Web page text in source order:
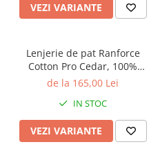
VEZI VARIANTE
Lenjerie de pat Ranforce
Cotton Pro Cedar, 100%
bumbac, bej, imprimeu cu
de la 165,00 Lei
IN STOC
VEZI VARIANTE